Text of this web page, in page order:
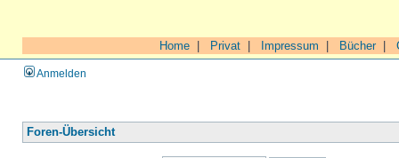
Home Privat Impressum Bücher|
Anmelden
Foren-Übersicht